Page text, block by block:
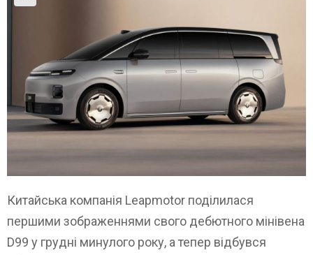
Китайська компанія Leapmotor поділилася
першими зображеннями свого дебютного мінівена
D99 у грудні минулого року, а тепер відбувся